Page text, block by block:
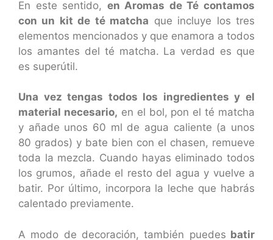
En este sentido, en Aromas de Té contamos
con un kit de té matcha que incluye los tres
elementos mencionados y que enamora a todos
los amantes del té matcha. La verdad es que
es superútil.
Una vez tengas todos los ingredientes y el
material necesario, en el bol, pon el té matcha
y añade unos 60 ml de agua caliente (a unos
80 grados) y bate bien con el chasen, remueve
toda la mezcla. Cuando hayas eliminado todos
los grumos, añade el resto del agua y vuelve a
batir. Por último, incorpora la leche que habrás
calentado previamente.
A modo de decoración, también puedes batir